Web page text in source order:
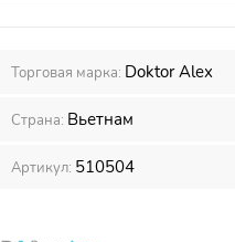
Торговая марка: Doktor Alex
Страна: Вьетнам
Артикул: 510504